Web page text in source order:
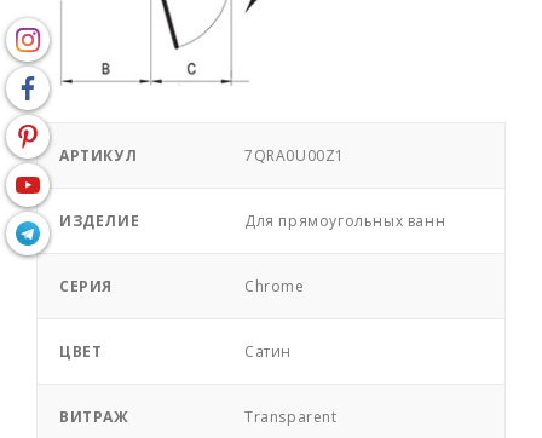
АРТИКУЛ 7QRA0U00Z1
ИЗДЕЛИЕ Для прямоугольных ванн
СЕРИЯ Chrome
ЦВЕТ Сатин
ВИТРАЖ Transparent